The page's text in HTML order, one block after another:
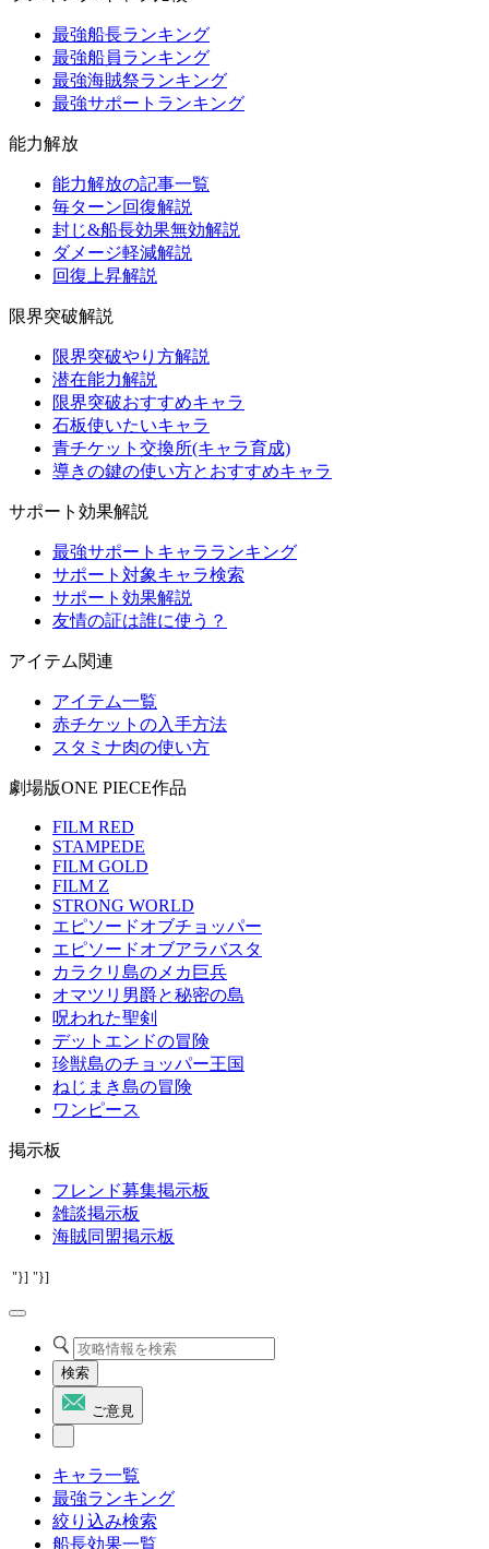
最強船長ランキング
最強船員ランキング
最強海賊祭ランキング
最強サポートランキング
能力解放
能力解放の記事一覧
毎ターン回復解説
封じ&船長効果無効解説
ダメージ軽減解説
回復上昇解説
限界突破解説
限界突破やり方解説
潜在能力解説
限界突破おすすめキャラ
石板使いたいキャラ
青チケット交換所(キャラ育成)
導きの鍵の使い方とおすすめキャラ
サポート効果解説
最強サポートキャラランキング
サポート対象キャラ検索
サポート効果解説
友情の証は誰に使う？
アイテム関連
アイテム一覧
赤チケットの入手方法
スタミナ肉の使い方
劇場版ONE PIECE作品
FILM RED
STAMPEDE
FILM GOLD
FILM Z
STRONG WORLD
エピソードオブチョッパー
エピソードオブアラバスタ
カラクリ島のメカ巨兵
オマツリ男爵と秘密の島
呪われた聖剣
デットエンドの冒険
珍獣島のチョッパー王国
ねじまき島の冒険
ワンピース
掲示板
フレンド募集掲示板
雑談掲示板
海賊同盟掲示板
"}] "}]
検索
ご意見
キャラ一覧
最強ランキング
絞り込み検索
船長効果一覧